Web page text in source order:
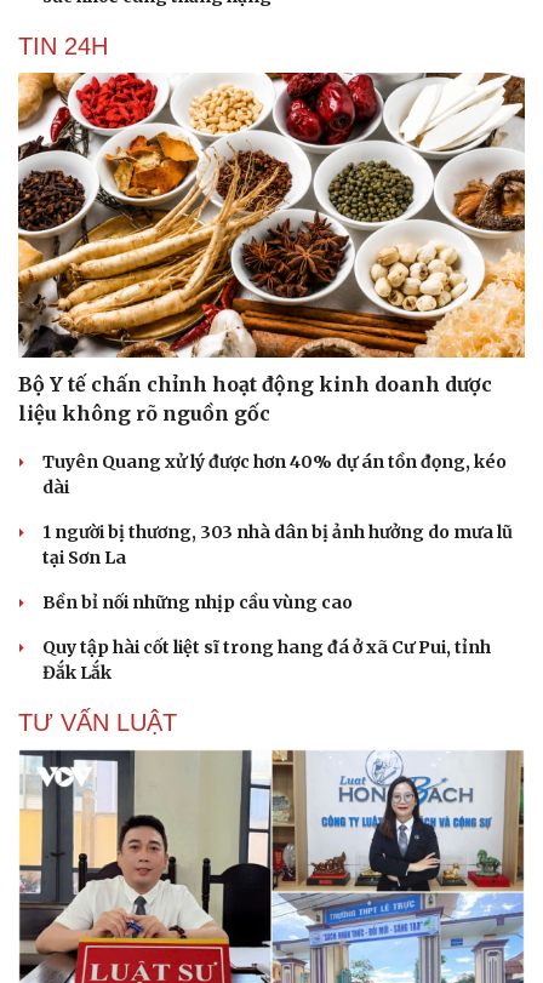
Văn hóa
Văn học
Âm nhạc
Giải trí
Thời trang
TIN 24H
Bộ Y tế chấn chỉnh hoạt động kinh doanh dược
liệu không rõ nguồn gốc
Tuyên Quang xử lý được hơn 40% dự án tồn đọng, kéo
dài
1 người bị thương, 303 nhà dân bị ảnh hưởng do mưa lũ
tại Sơn La
Bền bỉ nối những nhịp cầu vùng cao
Quy tập hài cốt liệt sĩ trong hang đá ở xã Cư Pui, tỉnh
Đắk Lắk
TƯ VẤN LUẬT